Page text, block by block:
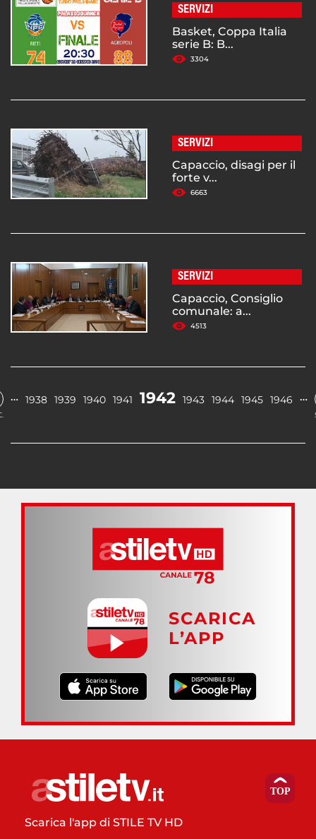
SERVIZI
Basket, Coppa Italia
serie B: B...
3304
SERVIZI
Capaccio, disagi per il
forte v...
6663
SERVIZI
Capaccio, Consiglio
comunale: a...
4513
… 1938 1939 1940 1941 1942 1943 1944 1945 1946 …
SCARICA
L’APP
Scarica l'app di STILE TV HD